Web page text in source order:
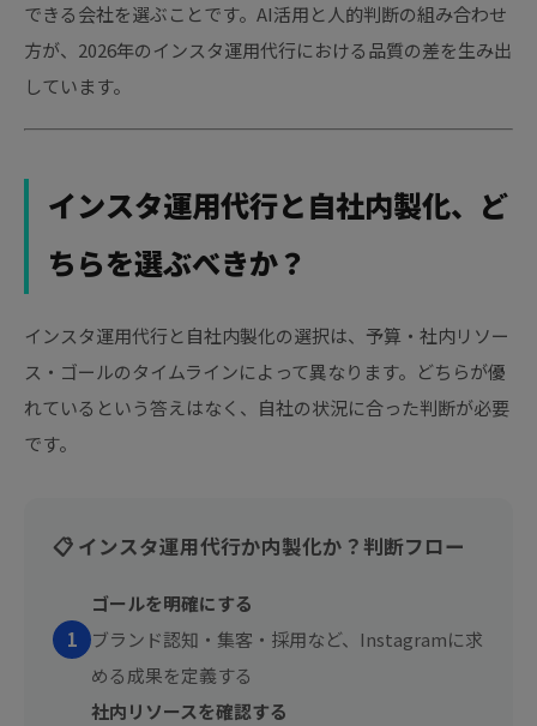
できる会社を選ぶことです。AI活用と人的判断の組み合わせ
方が、2026年のインスタ運用代行における品質の差を生み出
しています。
インスタ運用代行と自社内製化、ど
ちらを選ぶべきか？
インスタ運用代行と自社内製化の選択は、予算・社内リソー
ス・ゴールのタイムラインによって異なります。どちらが優
れているという答えはなく、自社の状況に合った判断が必要
です。
📋 インスタ運用代行か内製化か？判断フロー
1
ゴールを明確にする
ブランド認知・集客・採用など、Instagramに求
める成果を定義する
社内リソースを確認する